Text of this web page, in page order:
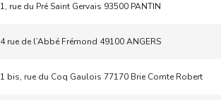
1, rue du Pré Saint Gervais 93500 PANTIN
4 rue de l’Abbé Frémond 49100 ANGERS
1 bis, rue du Coq Gaulois 77170 Brie Comte Robert